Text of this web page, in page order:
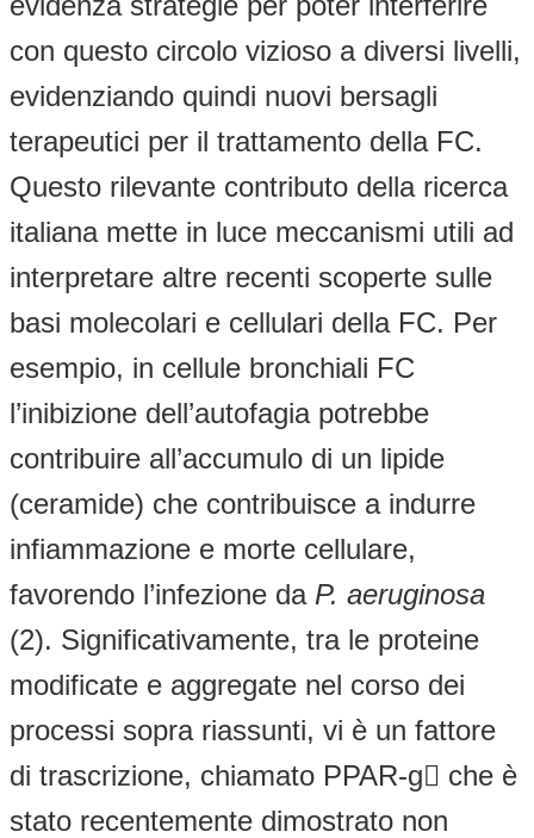
con questo circolo vizioso a diversi livelli,
evidenziando quindi nuovi bersagli
terapeutici per il trattamento della FC.
Questo rilevante contributo della ricerca
italiana mette in luce meccanismi utili ad
interpretare altre recenti scoperte sulle
basi molecolari e cellulari della FC. Per
esempio, in cellule bronchiali FC
l’inibizione dell’autofagia potrebbe
contribuire all’accumulo di un lipide
(ceramide) che contribuisce a indurre
infiammazione e morte cellulare,
favorendo l’infezione da P. aeruginosa
(2). Significativamente, tra le proteine
modificate e aggregate nel corso dei
processi sopra riassunti, vi è un fattore
di trascrizione, chiamato PPAR-g che è
stato recentemente dimostrato non